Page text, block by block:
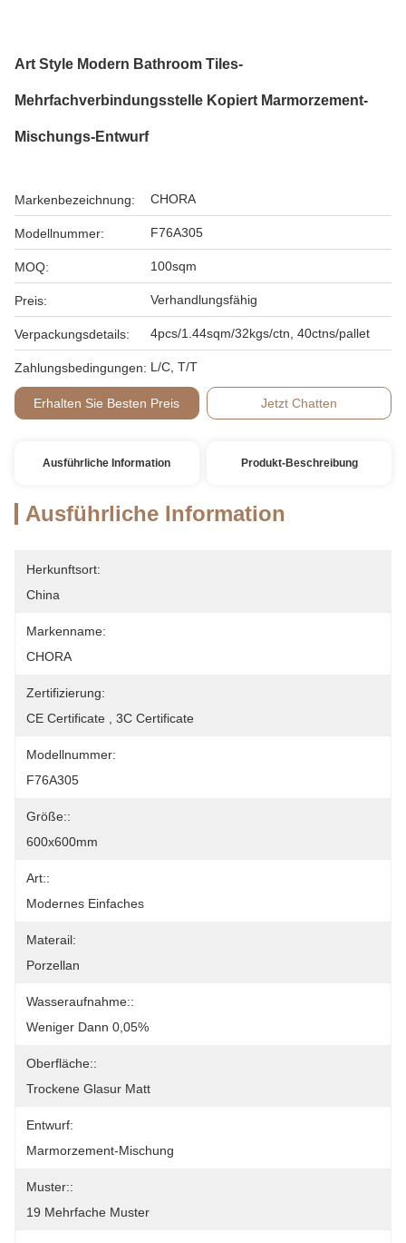
Art Style Modern Bathroom Tiles-
Mehrfachverbindungsstelle Kopiert Marmorzement-
Mischungs-Entwurf
Markenbezeichnung: CHORA
Modellnummer: F76A305
MOQ: 100sqm
Preis: Verhandlungsfähig
Verpackungsdetails: 4pcs/1.44sqm/32kgs/ctn, 40ctns/pallet
Zahlungsbedingungen: L/C, T/T
Erhalten Sie Besten Preis Jetzt Chatten
Ausführliche Information Produkt-Beschreibung
Ausführliche Information
Herkunftsort:
China
Markenname:
CHORA
Zertifizierung:
CE Certificate , 3C Certificate
Modellnummer:
F76A305
Größe::
600x600mm
Art::
Modernes Einfaches
Materail:
Porzellan
Wasseraufnahme::
Weniger Dann 0,05%
Oberfläche::
Trockene Glasur Matt
Entwurf:
Marmorzement-Mischung
Muster::
19 Mehrfache Muster